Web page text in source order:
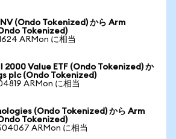
(Ondo Tokenized) から Arm
Tokenized)
ARMon に相当
2000 Value ETF (Ondo Tokenized) か
plc (Ondo Tokenized)
ARMon に相当
(Ondo Tokenized) から Arm
Tokenized)
ARMon に相当